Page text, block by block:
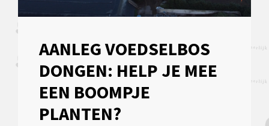
AANLEG VOEDSELBOS
DONGEN: HELP JE MEE
EEN BOOMPJE
PLANTEN?